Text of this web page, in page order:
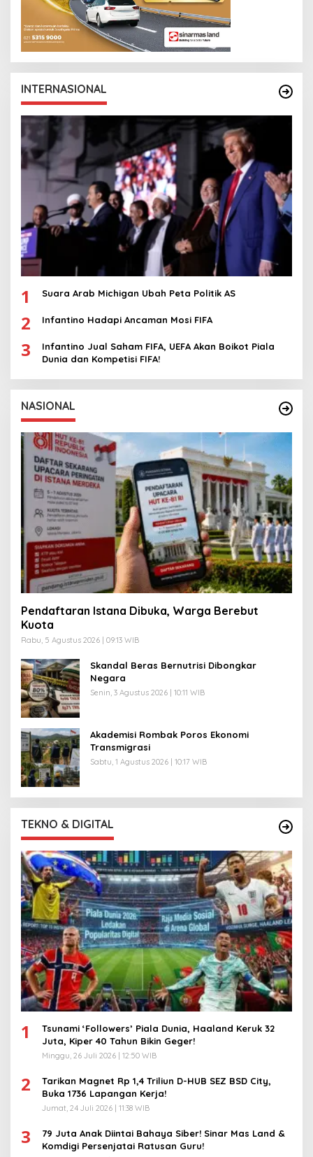
INTERNASIONAL
1 Suara Arab Michigan Ubah Peta Politik AS
2 Infantino Hadapi Ancaman Mosi FIFA
3
Infantino Jual Saham FIFA, UEFA Akan Boikot Piala
Dunia dan Kompetisi FIFA!
NASIONAL
Pendaftaran Istana Dibuka, Warga Berebut
Kuota
Rabu, 5 Agustus 2026 | 09:13 WIB
Skandal Beras Bernutrisi Dibongkar
Negara
Senin, 3 Agustus 2026 | 10:11 WIB
Akademisi Rombak Poros Ekonomi
Transmigrasi
Sabtu, 1 Agustus 2026 | 10:17 WIB
TEKNO & DIGITAL
1
Tsunami ‘Followers’ Piala Dunia, Haaland Keruk 32
Juta, Kiper 40 Tahun Bikin Geger!
Minggu, 26 Juli 2026 | 12:50 WIB
2
Tarikan Magnet Rp 1,4 Triliun D-HUB SEZ BSD City,
Buka 1736 Lapangan Kerja!
Jumat, 24 Juli 2026 | 11:38 WIB
3
79 Juta Anak Diintai Bahaya Siber! Sinar Mas Land &
Komdigi Persenjatai Ratusan Guru!